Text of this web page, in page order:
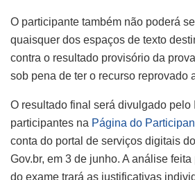
O participante também não poderá
quaisquer dos espaços de texto
contra o resultado provisório da
sob pena de ter o recurso reprovado
O resultado final será divulgado pelo
participantes na Página do
conta do portal de serviços digitais
Gov.br, em 3 de junho. A análise
do exame trará as justificativas